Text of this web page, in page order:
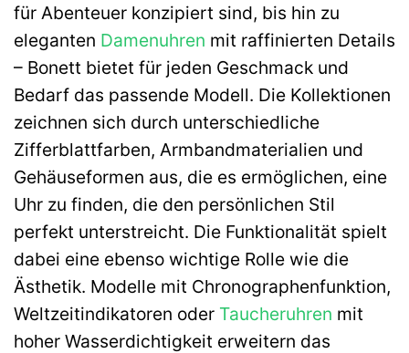
für Abenteuer konzipiert sind, bis hin zu
eleganten Damenuhren mit raffinierten Details
– Bonett bietet für jeden Geschmack und
Bedarf das passende Modell. Die Kollektionen
zeichnen sich durch unterschiedliche
Zifferblattfarben, Armbandmaterialien und
Gehäuseformen aus, die es ermöglichen, eine
Uhr zu finden, die den persönlichen Stil
perfekt unterstreicht. Die Funktionalität spielt
dabei eine ebenso wichtige Rolle wie die
Ästhetik. Modelle mit Chronographenfunktion,
Weltzeitindikatoren oder Taucheruhren mit
hoher Wasserdichtigkeit erweitern das